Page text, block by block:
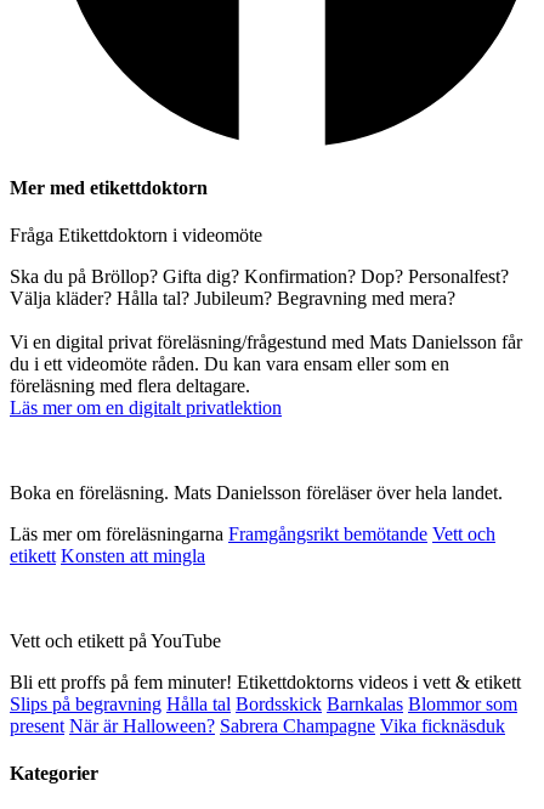
Mer med etikettdoktorn
Fråga Etikettdoktorn i videomöte
Ska du på Bröllop? Gifta dig? Konfirmation? Dop? Personalfest?
Välja kläder? Hålla tal? Jubileum? Begravning med mera?
Vi en digital privat föreläsning/frågestund med Mats Danielsson får
du i ett videomöte råden. Du kan vara ensam eller som en
föreläsning med flera deltagare.
Läs mer om en digitalt privatlektion
Boka en föreläsning. Mats Danielsson föreläser över hela landet.
Läs mer om föreläsningarna Framgångsrikt bemötande Vett och
etikett Konsten att mingla
Vett och etikett på YouTube
Bli ett proffs på fem minuter! Etikettdoktorns videos i vett & etikett
Slips på begravning Hålla tal Bordsskick Barnkalas Blommor som
present När är Halloween? Sabrera Champagne Vika ficknäsduk
Kategorier